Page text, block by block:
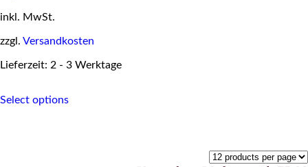
inkl. MwSt.
zzgl. Versandkosten
Lieferzeit: 2 - 3 Werktage
Select optionsproduct